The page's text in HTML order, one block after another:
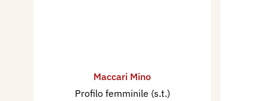
Maccari Mino
Profilo femminile (s.t.)